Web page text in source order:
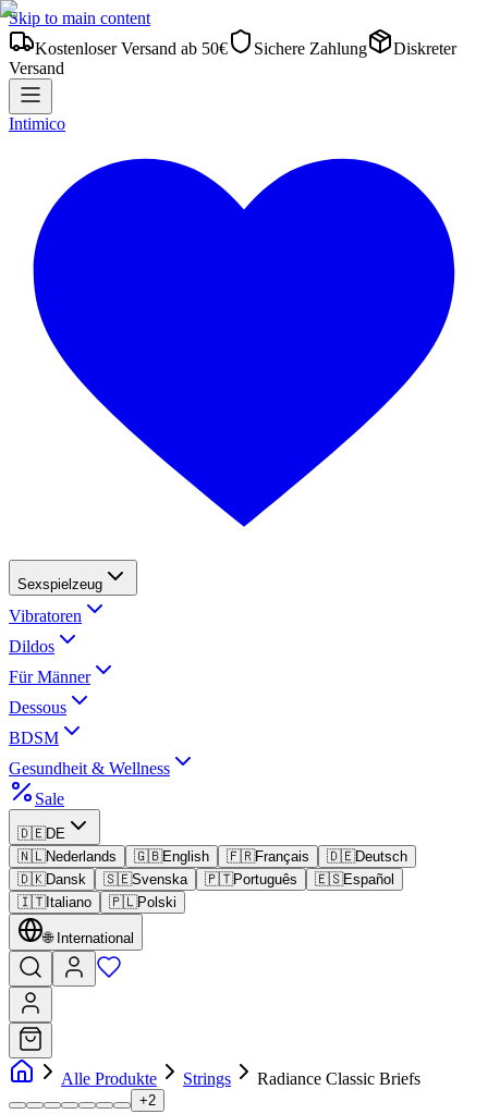
Skip to main content
Kostenloser Versand ab 50€
Sichere Zahlung
Diskreter
Versand
Intimico
Sexspielzeug
Vibratoren
Dildos
Für Männer
Dessous
BDSM
Gesundheit & Wellness
Sale
🇩🇪DE
🇳🇱Nederlands 🇬🇧English 🇫🇷Français 🇩🇪Deutsch
🇩🇰Dansk 🇸🇪Svenska 🇵🇹Português 🇪🇸Español
🇮🇹Italiano 🇵🇱Polski
🌐 International
Alle Produkte Strings Radiance Classic Briefs
+2